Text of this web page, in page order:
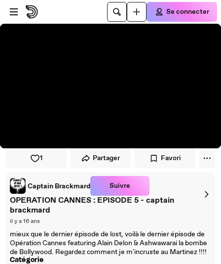
Passer au player
Passer au contenu principal
Se connecter
1 Partager Favori
Captain Brackmard Suivre
OPERATION CANNES : EPISODE 5 - captain
brackmard
il y a 16 ans
mieux que le dernier épisode de lost, voilà le dernier épisode de
Opération Cannes featuring Alain Delon & Ashwawarai la bombe
de Bollywood. Regardez comment je m'incruste au Martinez !!!!
Catégorie